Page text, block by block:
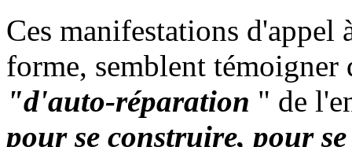
Ces manifestations d'appel
forme, semblent
"d'auto-réparation " de
pour se construire, pour